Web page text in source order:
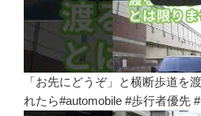
「お先にどうぞ」と横断歩道を
れたら#automobile #歩行者優先